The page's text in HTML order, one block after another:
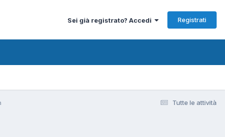
Sei già registrato? Accedi Registrati
Tutte le attività